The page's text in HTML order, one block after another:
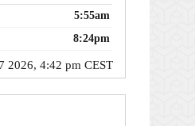
5:55am
8:24pm
2026, 4:42 pm CEST